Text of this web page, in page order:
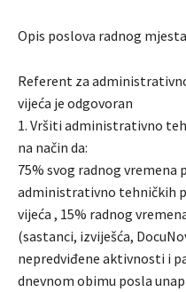
Opis poslova radnog mjesta
Referent za
vijeća je odgovoran
1. Vršiti administrativno
na način da:
75% svog radnog vremena
administrativno tehničkih
vijeća , 15% radnog
(sastanci, izviješća,
nepredviđene aktivnosti i
dnevnom obimu posla